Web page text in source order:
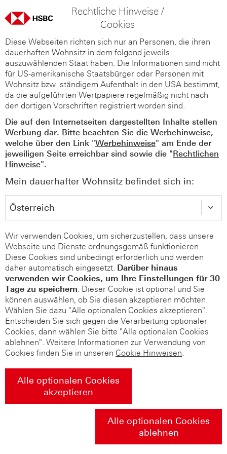
Rechtliche Hinweise /
Cookies
Diese Webseiten richten sich nur an Personen, die ihren
dauerhaften Wohnsitz in dem folgend jeweils
auszuwählenden Staat haben. Die Informationen sind nicht
für US-amerikanische Staatsbürger oder Personen mit
Wohnsitz bzw. ständigem Aufenthalt in den USA bestimmt,
da die aufgeführten Wertpapiere regelmäßig nicht nach
den dortigen Vorschriften registriert worden sind.
Die auf den Internetseiten dargestellten Inhalte stellen
Werbung dar. Bitte beachten Sie die Werbehinweise,
welche über den Link "Werbehinweise" am Ende der
jeweiligen Seite erreichbar sind sowie die "Rechtlichen
Hinweise".
Mein dauerhafter Wohnsitz befindet sich in:
Wir verwenden Cookies, um sicherzustellen, dass unsere
Webseite und Dienste ordnungsgemäß funktionieren.
Diese Cookies sind unbedingt erforderlich und werden
daher automatisch eingesetzt. Darüber hinaus
verwenden wir Cookies, um Ihre Einstellungen für 30
Tage zu speichern. Dieser Cookie ist optional und Sie
können auswählen, ob Sie diesen akzeptieren möchten.
Wählen Sie dazu "Alle optionalen Cookies akzeptieren".
Entscheiden Sie sich gegen die Verarbeitung optionaler
Cookies, dann wählen Sie bitte "Alle optionalen Cookies
ablehnen". Weitere Informationen zur Verwendung von
Cookies finden Sie in unseren Cookie Hinweisen.
Alle optionalen Cookies
akzeptieren
Alle optionalen Cookies
ablehnen